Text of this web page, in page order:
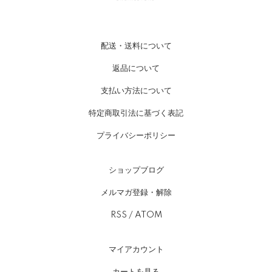
配送・送料について
返品について
支払い方法について
特定商取引法に基づく表記
プライバシーポリシー
ショップブログ
メルマガ登録・解除
RSS / ATOM
マイアカウント